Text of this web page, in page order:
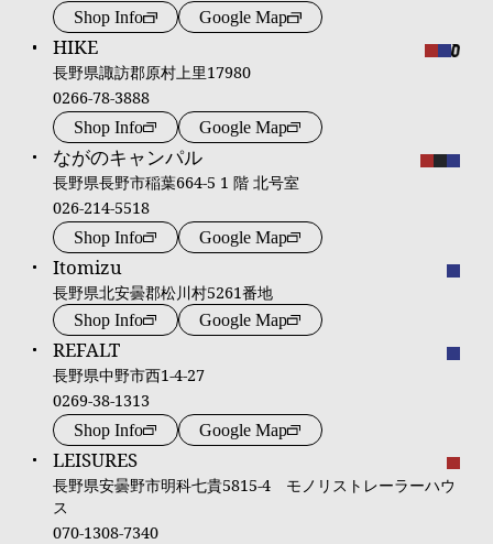
Shop Info Google Map
HIKE
長野県諏訪郡原村上里17980
0266-78-3888
Shop Info Google Map
ながのキャンパル
長野県長野市稲葉664-5 1 階 北号室
026-214-5518
Shop Info Google Map
Itomizu
長野県北安曇郡松川村5261番地
Shop Info Google Map
REFALT
長野県中野市西1-4-27
0269-38-1313
Shop Info Google Map
LEISURES
長野県安曇野市明科七貴5815-4 モノリストレーラーハウ
ス
070-1308-7340